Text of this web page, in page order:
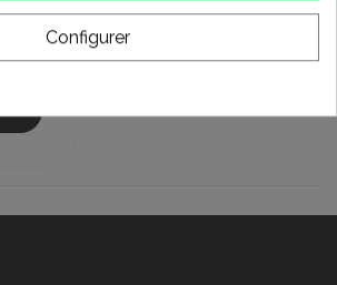
6
Configurer